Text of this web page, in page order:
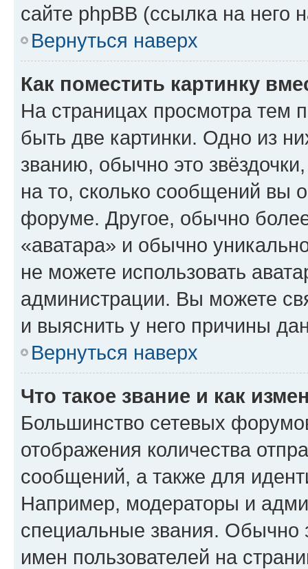
сайте phpBB (ссылка на него
Вернуться наверх
Как поместить картинку
На страницах просмотра тем
быть две картинки. Одно из
званию, обычно это
на то, сколько сообщений вы
форуме. Другое, обычно
«аватара» и обычно
не можете использовать
администрации. Вы можете
и выяснить у него причины
Вернуться наверх
Что такое звание и как
Большинство сетевых
отображения количества
сообщений, а также для
Например, модераторы и
специальные звания. Обычно
имен пользователей на